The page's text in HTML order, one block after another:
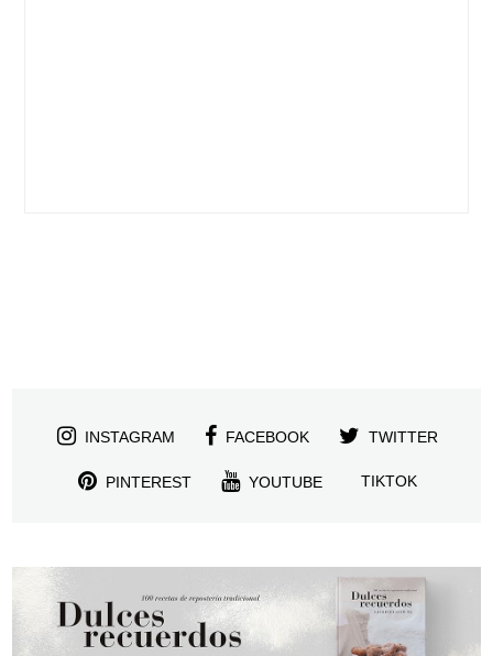
INSTAGRAM FACEBOOK TWITTER
PINTEREST YOUTUBE TIKTOK